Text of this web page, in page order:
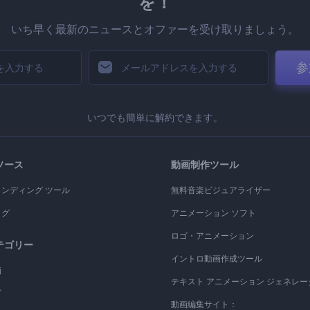
いち早く最新のニュースとオファーを受け取りましょう。
いつでも簡単に解約できます。
ース
ディング ツール
ゴリー
動画制作ツール
無料音楽ビジュアライザー
アニメーション ソフト
ロゴ・アニメーション
イントロ動画作成ツール
テキスト アニメーション ジェネレー
動画編集サイト：